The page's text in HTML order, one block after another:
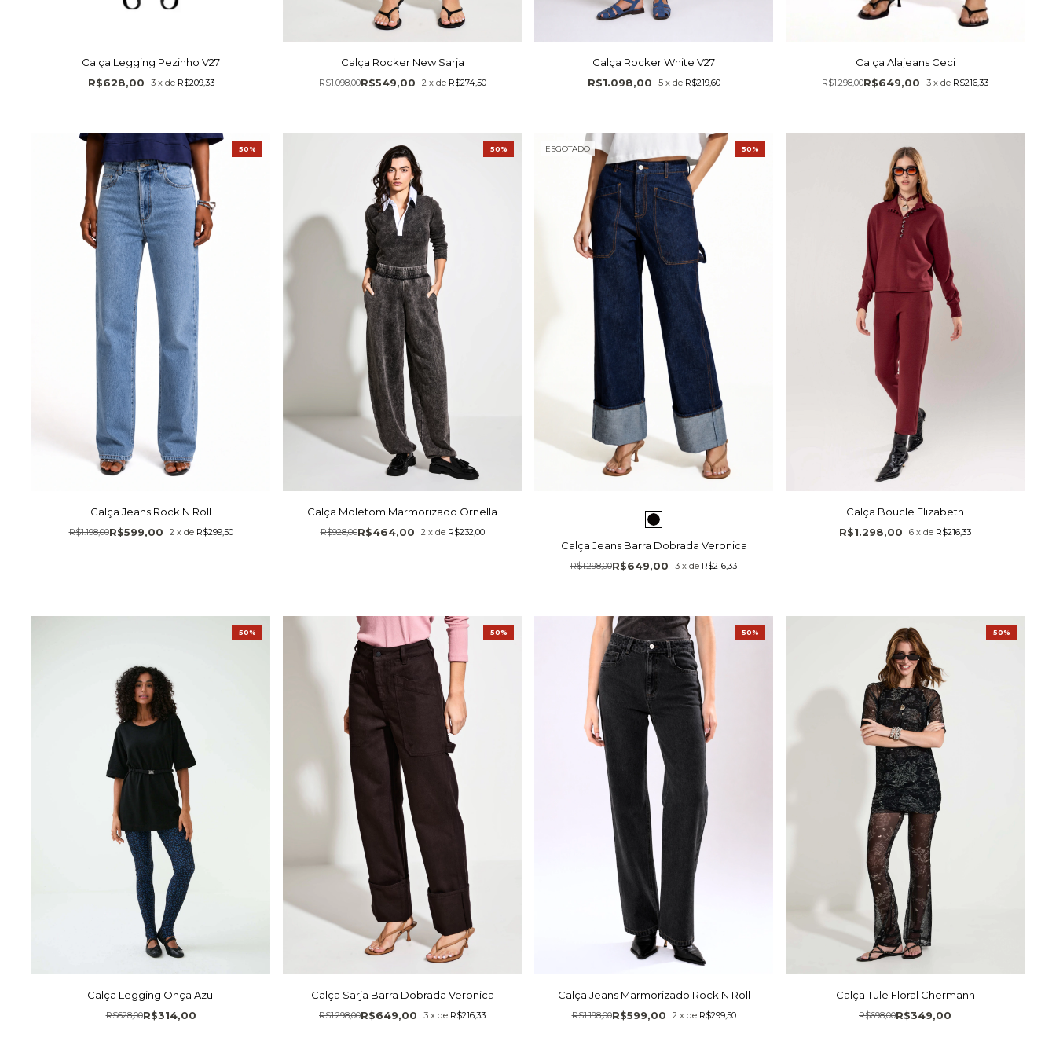
Calça Legging Pezinho V27
R$628,00
3 x de R$209,33
Calça Rocker New Sarja
R$549,00
R$1.098,00 2 x de R$274,50
Calça Rocker White V27
R$1.098,00
5 x de R$219,60
Calça Alajeans Ceci
R$649,00
R$1.298,00 3 x de R$216,33
Calça Jeans Rock N Roll
R$599,00
R$1.198,00 2 x de R$299,50
50%
Calça Moletom Marmorizado Ornella
R$464,00
R$928,00 2 x de R$232,00
50% ESGOTADO
Calça Jeans Barra Dobrada Veronica
R$649,00
R$1.298,00 3 x de R$216,33
50%
Calça Boucle Elizabeth
R$1.298,00
6 x de R$216,33
Calça Legging Onça Azul
R$314,00
R$628,00
50%
Calça Sarja Barra Dobrada Veronica
R$649,00
R$1.298,00 3 x de R$216,33
50%
Calça Jeans Marmorizado Rock N Roll
R$599,00
R$1.198,00 2 x de R$299,50
50%
Calça Tule Floral Chermann
R$349,00
R$698,00
50%